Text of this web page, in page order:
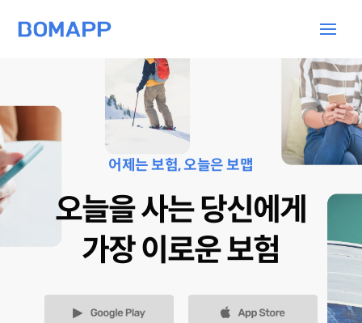
어제는 보험, 오늘은 보맵
오늘을 사는 당신에게
가장 이로운 보험